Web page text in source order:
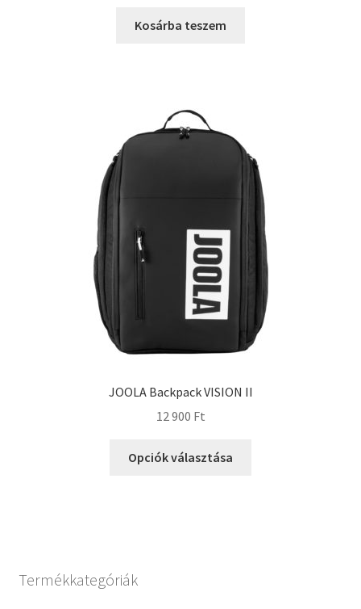
Kosárba teszem
JOOLA Backpack VISION II
12 900 Ft
Opciók választása
Termékkategóriák